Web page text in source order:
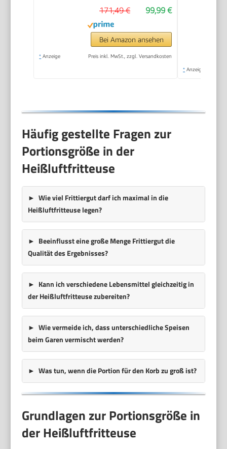
99,99 €
171,49 €
Bei Amazon ansehen
* Anzeige Preis inkl. MwSt., zzgl. Versandkosten
* Anzeige
Häufig gestellte Fragen zur
Portionsgröße in der
Heißluftfritteuse
Wie viel Frittiergut darf ich maximal in die
Heißluftfritteuse legen?
Beeinflusst eine große Menge Frittiergut die
Qualität des Ergebnisses?
Kann ich verschiedene Lebensmittel gleichzeitig in
der Heißluftfritteuse zubereiten?
Wie vermeide ich, dass unterschiedliche Speisen
beim Garen vermischt werden?
Was tun, wenn die Portion für den Korb zu groß ist?
Grundlagen zur Portionsgröße in
der Heißluftfritteuse